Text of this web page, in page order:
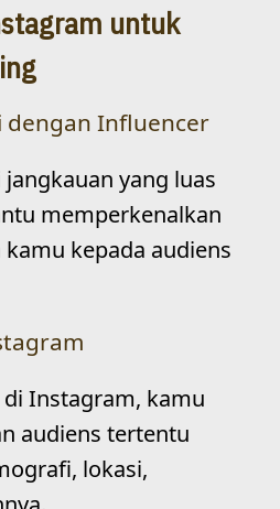
untuk
dengan Influencer
yang luas
memperkenalkan
kepada audiens
Instagram, kamu
audiens tertentu
lokasi,